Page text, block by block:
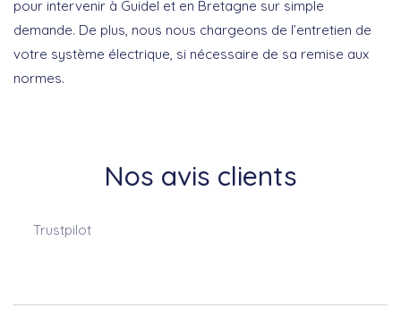
pour intervenir à Guidel et en Bretagne sur simple
demande. De plus, nous nous chargeons de l’entretien de
votre système électrique, si nécessaire de sa remise aux
normes.
Nos avis clients
Trustpilot